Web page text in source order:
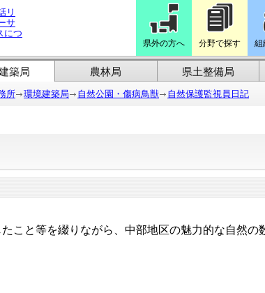
県外の方へ 分野で探す 組
築局 農林局 県土整備局
所 環境建築局 自然公園・傷病鳥獣 自然保護監視員日記
こと等を綴りながら、中部地区の魅力的な自然の